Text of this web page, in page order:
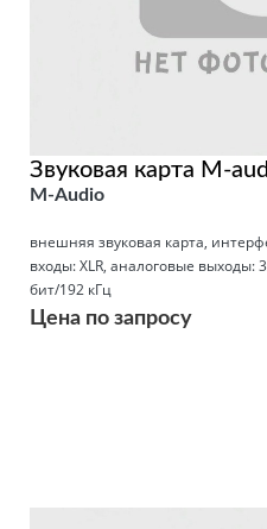
Звуковая карта M-
M-Audio
внешняя звуковая карта,
входы: XLR, аналоговые выходы:
бит/192 кГц
Цена по запросу